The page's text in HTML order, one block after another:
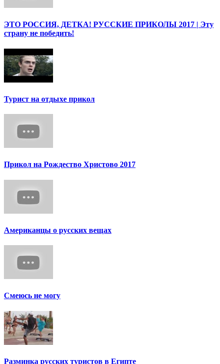
ЭТО РОССИЯ, ДЕТКА! РУССКИЕ ПРИКОЛЫ 2017 | Эту
страну не победить!
Турист на отдыхе прикол
Прикол на Рождество Христово 2017
Американцы о русских вещах
Смеюсь не могу
Разминка русских туристов в Египте